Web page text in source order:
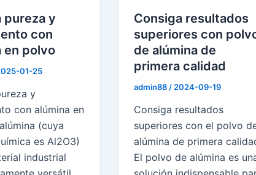
pureza y
con
en polvo
01-25
y
con alúmina en
(cuya
es Al2O3)
industrial
Consiga resultados
superiores con
de alúmina de
primera calidad
admin88 / 2024-09-19
Consiga resultados
superiores con el polvo
alúmina de primera
El polvo de alúmina es